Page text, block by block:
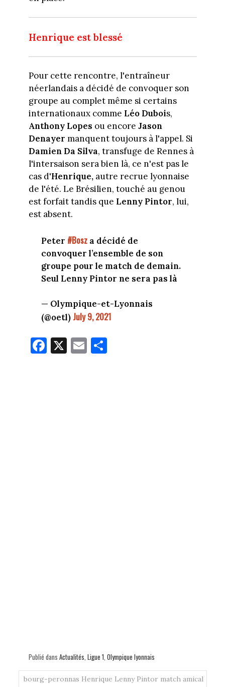
Henrique est blessé
Pour cette rencontre, l'entraîneur
néerlandais a décidé de convoquer son
groupe au complet même si certains
internationaux comme Léo Dubois,
Anthony Lopes ou encore Jason
Denayer manquent toujours à l'appel. Si
Damien Da Silva, transfuge de Rennes à
l'intersaison sera bien là, ce n'est pas le
cas d'Henrique, autre recrue lyonnaise
de l'été. Le Brésilien, touché au genou
est forfait tandis que Lenny Pintor, lui,
est absent.
Peter #Bosz a décidé de
convoquer l’ensemble de son
groupe pour le match de demain.
Seul Lenny Pintor ne sera pas là
— Olympique-et-Lyonnais
(@oetl) July 9, 2021
Fa
ce
X E
m
Pa
rt
Publié dans Actualités Ligue 1 Olympique lyonnais
bourg-peronnas Henrique Lenny Pintor match amical